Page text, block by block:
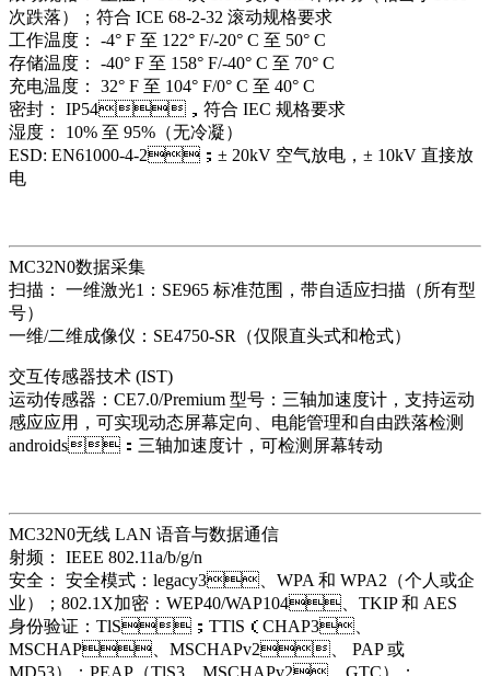
次跌落）；符合 ICE 68-2-32 滚动规格要求
工作温度： -4° F 至 122° F/-20° C 至 50° C
存储温度： -40° F 至 158° F/-40° C 至 70° C
充电温度： 32° F 至 104° F/0° C 至 40° C
密封： IP54，符合 IEC 规格要求
湿度： 10% 至 95%（无冷凝）
ESD: EN61000-4-2；± 20kV 空气放电，± 10kV 直接放
电
MC32N0数据采集
扫描： 一维激光1：SE965 标准范围，带自适应扫描（所有型
号）
一维/二维成像仪：SE4750-SR（仅限直头式和枪式）
交互传感器技术 (IST)
运动传感器：CE7.0/Premium 型号：三轴加速度计，支持运动
感应应用，可实现动态屏幕定向、电能管理和自由跌落检测
androids：三轴加速度计，可检测屏幕转动
MC32N0无线 LAN 语音与数据通信
射频： IEEE 802.11a/b/g/n
安全： 安全模式：legacy3、WPA 和 WPA2（个人或企
业）；802.1X加密：WEP40/WAP104、TKIP 和 AES
身份验证：TlS；TTlS（CHAP3、
MSCHAP、MSCHAPv2、 PAP 或